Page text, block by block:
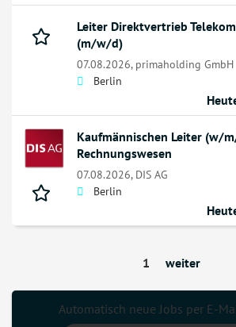
Leiter Direktvertrieb
(m/w/d)
07.08.2026, primaholding GmbH
Berlin
Kaufmännischen Leiter (w/
Rechnungswesen
07.08.2026, DIS AG
Berlin
1 weiter
Automatisch neue Jobs per E-